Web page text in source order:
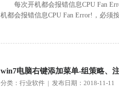
每次开机都会报错信息CPU Fan
机都会报错信息CPU Fan Error!，必须
win7电脑右键添加菜单-组策略、
分类：行业软件 | 发布日期：2018-11-11